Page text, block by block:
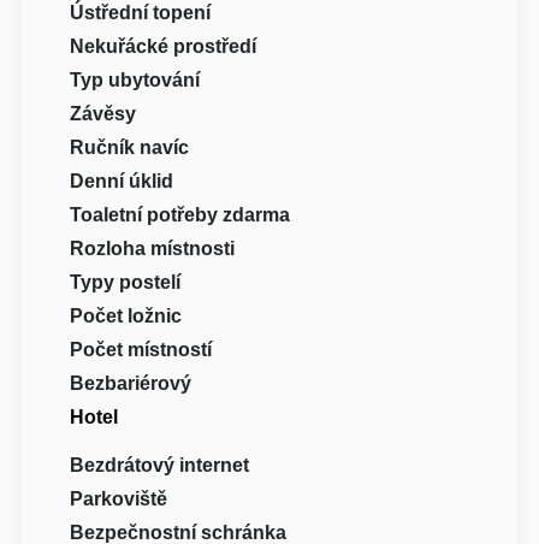
Ústřední topení
Nekuřácké prostředí
Typ ubytování
Závěsy
Ručník navíc
Denní úklid
Toaletní potřeby zdarma
Rozloha místnosti
Typy postelí
Počet ložnic
Počet místností
Bezbariérový
Hotel
Bezdrátový internet
Parkoviště
Bezpečnostní schránka